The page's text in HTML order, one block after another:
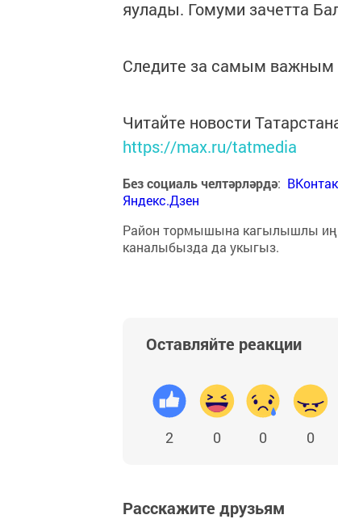
яулады. Гомуми зачетта
Следите за самым важным
Читайте новости
https://max.ru/tatmedia
Без социаль челтәрләрдә:
Яндекс.Дзен
Район тормышына кагылышлы
каналыбызда да укыгыз.
Оставляйте реакции
2 0 0 0
Расскажите друзьям